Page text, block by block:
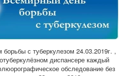
с туберкулезом 24.03.2019г. ,
диспансере каждый
обследование без